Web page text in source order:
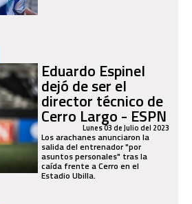
Eduardo Espinel
dejó de ser el
director técnico de
Cerro Largo - ESPN
Lunes 03 de Julio del 2023
Los arachanes anunciaron la
salida del entrenador "por
asuntos personales" tras la
caída frente a Cerro en el
Estadio Ubilla.